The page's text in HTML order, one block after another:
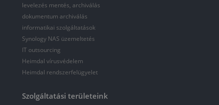
levelezés mentés, archiválás
dokumentum archiválás
informatikai szolgáltatások
Synology NAS üzemeltetés
IT outsourcing
Heimdal vírusvédelem
Heimdal rendszerfelügyelet
Szolgáltatási területeink